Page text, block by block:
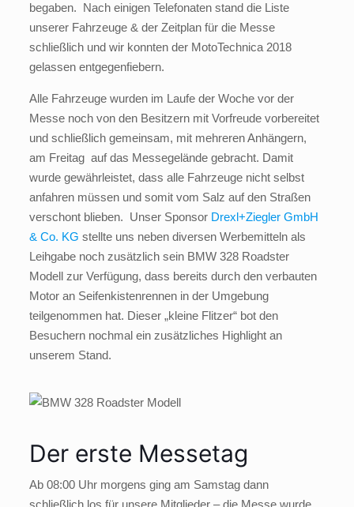
begaben. Nach einigen Telefonaten stand die Liste
unserer Fahrzeuge & der Zeitplan für die Messe
schließlich und wir konnten der MotoTechnica 2018
gelassen entgegenfiebern.
Alle Fahrzeuge wurden im Laufe der Woche vor der
Messe noch von den Besitzern mit Vorfreude vorbereitet
und schließlich gemeinsam, mit mehreren Anhängern,
am Freitag auf das Messegelände gebracht. Damit
wurde gewährleistet, dass alle Fahrzeuge nicht selbst
anfahren müssen und somit vom Salz auf den Straßen
verschont blieben. Unser Sponsor Drexl+Ziegler GmbH
& Co. KG stellte uns neben diversen Werbemitteln als
Leihgabe noch zusätzlich sein BMW 328 Roadster
Modell zur Verfügung, dass bereits durch den verbauten
Motor an Seifenkistenrennen in der Umgebung
teilgenommen hat. Dieser „kleine Flitzer“ bot den
Besuchern nochmal ein zusätzliches Highlight an
unserem Stand.
Der erste Messetag
Ab 08:00 Uhr morgens ging am Samstag dann
schließlich los für unsere Mitglieder – die Messe wurde